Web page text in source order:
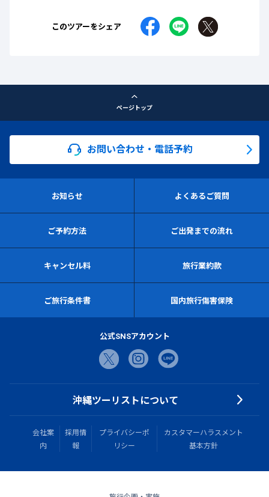
このツアーをシェア
ページトップ
お問い合わせ・電話予約
お知らせ よくあるご質問
ご予約方法 ご出発までの流れ
キャンセル料 旅行業約款
ご旅行条件書 国内旅行傷害保険
公式SNSアカウント
沖縄ツーリストについて
会社案
内
採用情
報
プライバシーポ
リシー
カスタマーハラスメント
基本方針